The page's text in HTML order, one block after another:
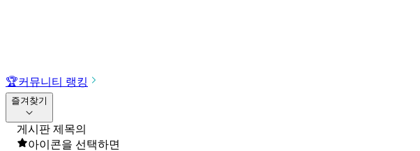
🏆커뮤니티 랭킹
즐겨찾기
게시판 제목의
아이콘을 선택하면